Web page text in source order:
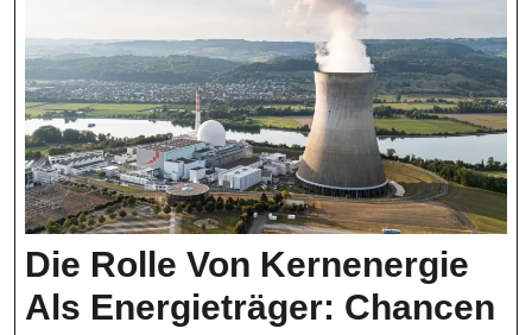
Die Rolle Von Kernenergie
Als Energieträger: Chancen